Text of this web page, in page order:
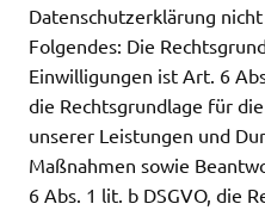
Datenschutzerklärung
Folgendes: Die
Einwilligungen ist Art. 6
die Rechtsgrundlage für
unserer Leistungen und
Maßnahmen sowie
6 Abs. 1 lit. b DSGVO, die